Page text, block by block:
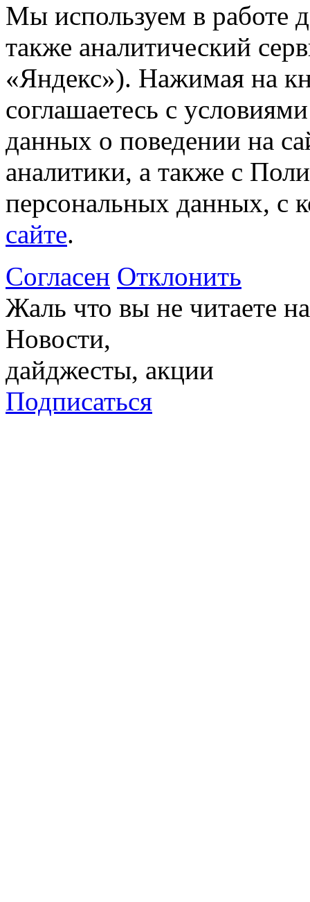
Мы используем в работе
также аналитический
«Яндекс»). Нажимая на
соглашаетесь с
данных о поведении на
аналитики, а также с
персональных данных, с
сайте.
Согласен Отклонить
Жаль что вы не читаете
Новости,
дайджесты, акции
Подписаться